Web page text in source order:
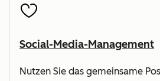
Social-Media-Management
Nutzen Sie das gemeinsame